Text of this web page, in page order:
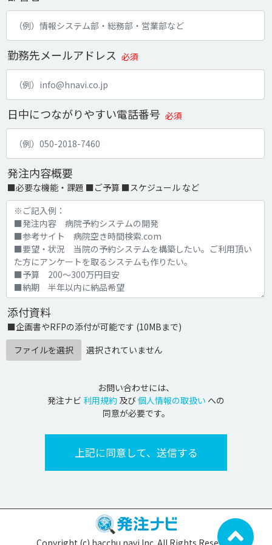
勤務先メールアドレス 必須
日中につながりやすい電話番号 必須
発注内容概要
■必要な機能・課題 ■ご予算 ■スケジュール など
添付資料
■企画書やRFPの添付が可能です (10MBまで)
ファイルを選択
選択されていません
お問い合わせには、
発注ナビ 利用規約 及び個人情報の取扱い への
同意が必要です。